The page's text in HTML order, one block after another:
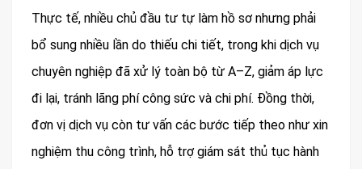
Thực tế, nhiều chủ đầu tư tự làm hồ sơ nhưng phải
bổ sung nhiều lần do thiếu chi tiết, trong khi dịch vụ
chuyên nghiệp đã xử lý toàn bộ từ A–Z, giảm áp lực
đi lại, tránh lãng phí công sức và chi phí. Đồng thời,
đơn vị dịch vụ còn tư vấn các bước tiếp theo như xin
nghiệm thu công trình, hỗ trợ giám sát thủ tục hành